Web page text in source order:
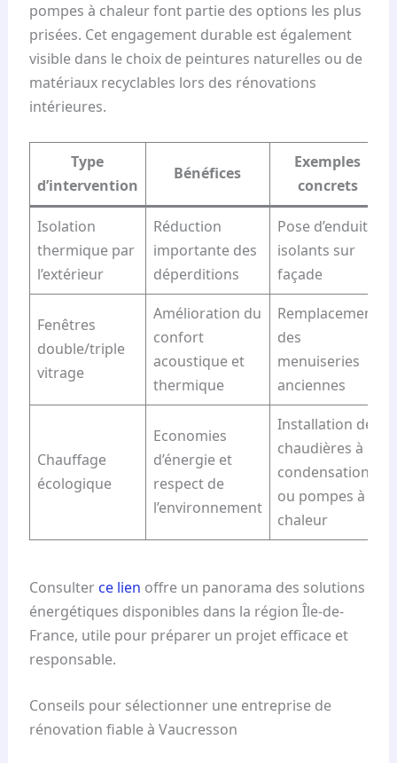
pompes à chaleur font partie des options les plus
prisées. Cet engagement durable est également
visible dans le choix de peintures naturelles ou de
matériaux recyclables lors des rénovations
intérieures.
Type
d’intervention
Bénéfices
Exemples
concrets
Isolation
thermique par
l’extérieur
Réduction
importante des
déperditions
Pose d’enduits
isolants sur
façade
Fenêtres
double/triple
vitrage
Amélioration du
confort
acoustique et
thermique
Remplacement
des
menuiseries
anciennes
Chauffage
écologique
Economies
d’énergie et
respect de
l’environnement
Installation de
chaudières à
condensation
ou pompes à
chaleur
Consulter ce lien offre un panorama des solutions
énergétiques disponibles dans la région Île-de-
France, utile pour préparer un projet efficace et
responsable.
Conseils pour sélectionner une entreprise de
rénovation fiable à Vaucresson